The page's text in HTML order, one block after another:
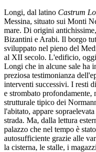
Longi, dal latino Castrum
Messina, situato sui Monti
mare. Di origini
Bizantini e Arabi. Il borgo
sviluppato nel pieno del
al XII secolo. L'edificio,
Longi che in alcune sale ha
preziosa testimonianza
interventi successivi. I resti
e strombato profondamente,
strutturale tipico dei
l'abitato, appare
strada. Ma, dalla lettura
palazzo che nel tempo è
autosufficiente grazie alle
la cisterna, le stalle, i